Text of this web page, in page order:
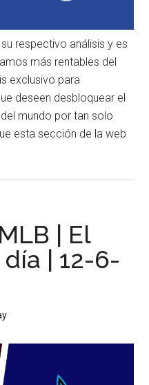
respectivo análisis y es
más rentables del
exclusivo para
deseen desbloquear el
mundo por tan solo
esta sección de la web
| El
| 12-6-